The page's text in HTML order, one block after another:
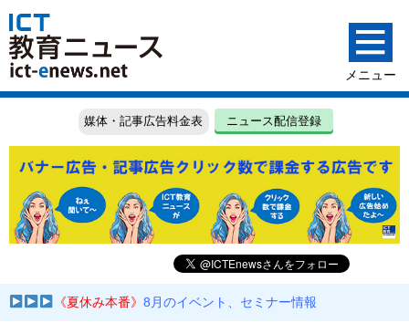
媒体・記事広告料金表 ニュース配信登録
《夏休み本番》8月のイベント、セミナー情報